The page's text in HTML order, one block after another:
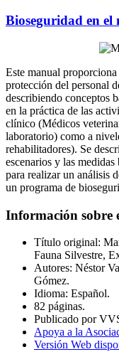
Bioseguridad en el
Este manual proporciona
protección del personal
describiendo conceptos
en la práctica de las
clínico (Médicos
laboratorio) como a
rehabilitadores). Se
escenarios y las
para realizar un análisis
un programa de
Información sobre
Título original:
Fauna Silvestre,
Autores: Néstor
Gómez.
Idioma: Español.
82 páginas.
Publicado por
Apoya a la
Versión Web